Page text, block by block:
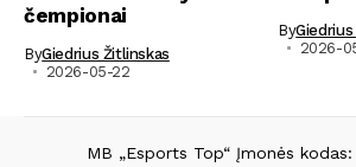
čempionai
ByGiedrius Žitlinskas
2026-05-22
By
2026-
MB „Esports Top“ Įmonės